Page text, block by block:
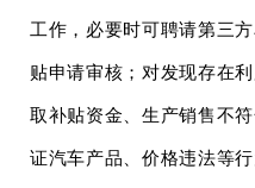
工作，必要时可聘请第三
贴申请审核；对发现存在
取补贴资金、生产销售不
证汽车产品、价格违法等